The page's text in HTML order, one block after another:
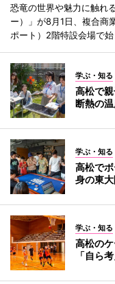
恐竜の世界や魅力に触れ
ー）」が8月1日、複合商
ポート）2階特設会場で始
学ぶ・知る
高松で
断熱の
学ぶ・知る
高松で
身の東
学ぶ・知る
高松の
「自ら